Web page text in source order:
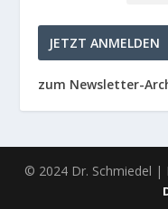
zum Newsletter-
© 2024 Dr. Schmiedel |